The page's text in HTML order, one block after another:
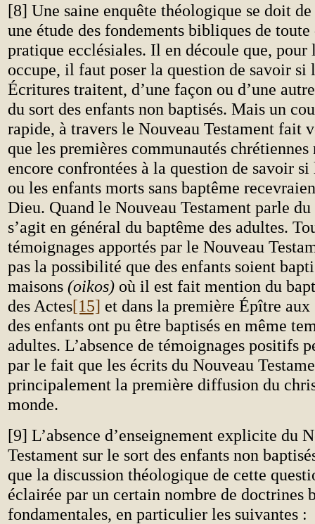
[8] Une saine enquête théologique se doit
une étude des fondements bibliques de
pratique ecclésiales. Il en découle que, pour
occupe, il faut poser la question de savoir si
Écritures traitent, d’une façon ou d’une
du sort des enfants non baptisés. Mais un
rapide, à travers le Nouveau Testament fait
que les premières communautés chrétiennes
encore confrontées à la question de savoir si
ou les enfants morts sans baptême
Dieu. Quand le Nouveau Testament parle
s’agit en général du baptême des adultes.
témoignages apportés par le Nouveau
pas la possibilité que des enfants soient
maisons (oikos) où il est fait mention du
des Actes[15] et dans la première Épître
des enfants ont pu être baptisés en même
adultes. L’absence de témoignages positifs
par le fait que les écrits du Nouveau
principalement la première diffusion du
monde.
[9] L’absence d’enseignement explicite du
Testament sur le sort des enfants non
que la discussion théologique de cette
éclairée par un certain nombre de doctrines
fondamentales, en particulier les suivantes :